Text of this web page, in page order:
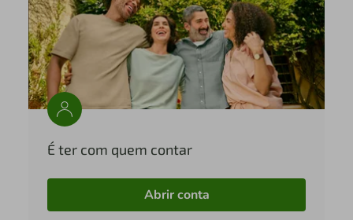
É ter com quem contar
Abrir conta